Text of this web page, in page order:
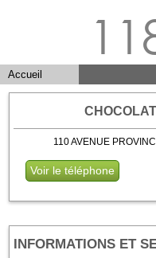
Accueil
110 AVENUE
Voir le téléphone
INFORMATIONS ET